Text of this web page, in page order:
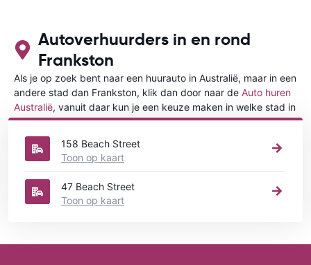
Autoverhuurders in en rond
Frankston
Als je op zoek bent naar een huurauto in Australië, maar in een
andere stad dan Frankston, klik dan door naar de Auto huren
Australië, vanuit daar kun je een keuze maken in welke stad in
Australië je een auto huren wilt.
158 Beach Street
Toon op kaart
47 Beach Street
Toon op kaart